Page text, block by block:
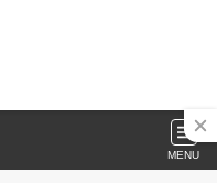
MENU